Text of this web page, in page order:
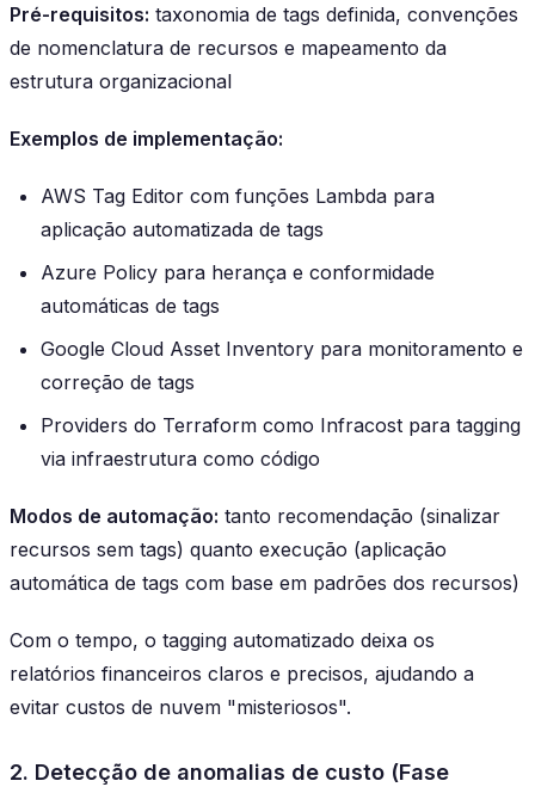
Pré-requisitos: taxonomia de tags definida, convenções
de nomenclatura de recursos e mapeamento da
estrutura organizacional
Exemplos de implementação:
AWS Tag Editor com funções Lambda para
aplicação automatizada de tags
Azure Policy para herança e conformidade
automáticas de tags
Google Cloud Asset Inventory para monitoramento e
correção de tags
Providers do Terraform como Infracost para tagging
via infraestrutura como código
Modos de automação: tanto recomendação (sinalizar
recursos sem tags) quanto execução (aplicação
automática de tags com base em padrões dos recursos)
Com o tempo, o tagging automatizado deixa os
relatórios financeiros claros e precisos, ajudando a
evitar custos de nuvem "misteriosos".
2. Detecção de anomalias de custo (Fase